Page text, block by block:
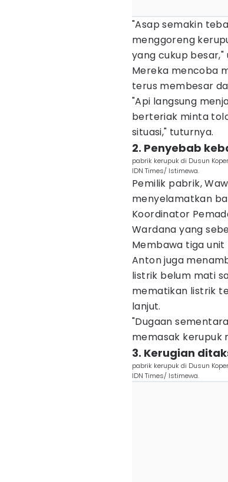
"Asap semakin
menggoreng
yang cukup besar,"
Mereka mencoba
terus membesar
"Api langsung
berteriak minta
situasi," tuturnya.
2. Penyebab
pabrik kerupuk di Dusun
IDN Times/ Istimewa.
Pemilik pabrik,
menyelamatkan
Koordinator
Wardana yang
Membawa tiga
Anton juga
listrik belum mati
mematikan listrik
lanjut.
"Dugaan
memasak kerupuk
3. Kerugian
pabrik kerupuk di Dusun
IDN Times/ Istimewa.